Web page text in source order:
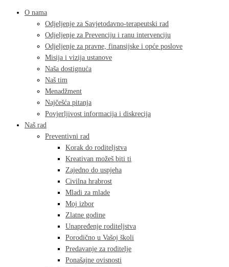
O nama
Odjeljenje za Savjetodavno-terapeutski rad
Odjeljenje za Prevenciju i ranu intervenciju
Odjeljenje za pravne, finansijske i opće poslove
Misija i vizija ustanove
Naša dostignuća
Naš tim
Menadžment
Najčešća pitanja
Povjerljivost informacija i diskrecija
Naš rad
Preventivni rad
Korak do roditeljstva
Kreativan možeš biti ti
Zajedno do uspjeha
Civilna hrabrost
Mladi za mlade
Moj izbor
Zlatne godine
Unapređenje roditeljstva
Porodično u Vašoj školi
Predavanje za roditelje
Ponašajne ovisnosti